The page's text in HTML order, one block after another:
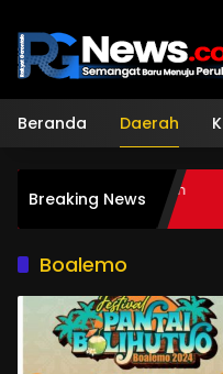
konten
Beranda Daerah
Breaking News
Siapkan
YBM
Boalemo